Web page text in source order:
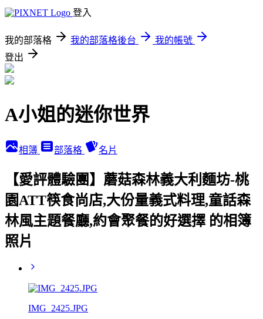
登入
我的部落格 我的部落格後台
我的帳號
登出
A小姐的迷你世界
相簿 部落格 名片
【愛評體驗團】蘑菇森林義大利麵坊-桃
園ATT筷食尚店,大份量義式料理,童話森
林風主題餐廳,約會聚餐的好選擇 的相簿
照片
IMG_2425.JPG